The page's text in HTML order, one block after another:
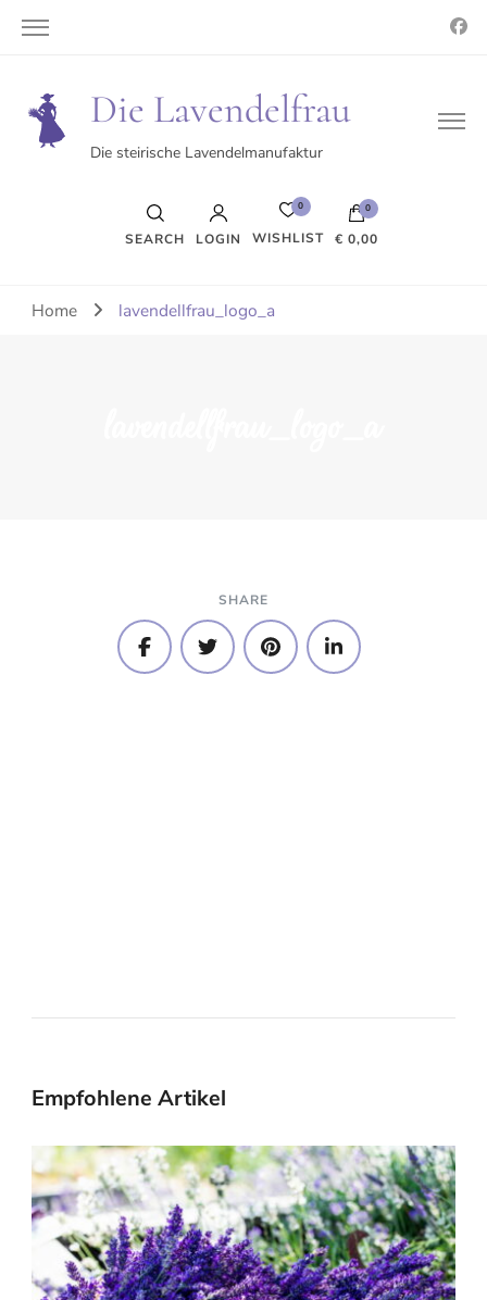
Die Lavendelfrau
Die steirische Lavendelmanufaktur
SEARCH LOGIN
0
WISHLIST
0
€ 0,00
Es befinden sich keine Produkte im Warenkorb.
Home lavendellfrau_logo_a
SHARE
Empfohlene Artikel